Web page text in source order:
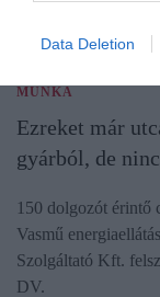
Data Deletion
MUNKA
Ezreket már
gyárból, de
150 dolgozót érintő
Vasmű
Szolgáltató Kft.
DV.